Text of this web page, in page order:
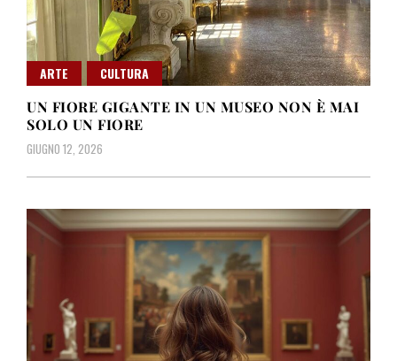
ARTE
CULTURA
UN FIORE GIGANTE IN UN MUSEO NON È MAI
SOLO UN FIORE
GIUGNO 12, 2026